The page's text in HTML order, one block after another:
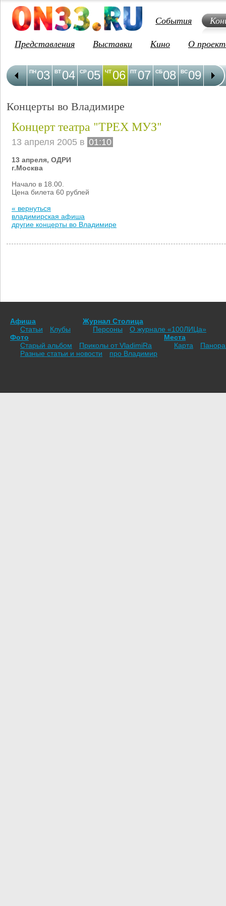
События
Представления
Выставки Кино О
03
ПН 04
ВТ 05
СР 06
ЧТ 07
ПТ 08
СБ 09
ВС 10
ПН
Концерты во Владимире
Концерт театра "ТРЕХ МУЗ"
13 апреля 2005 в 01:10
13 апреля, ОДРИ
г.Москва
Начало в 18.00.
Цена билета 60 рублей
« вернуться
владимирская афиша
другие концерты во Владимире
Афиша
Статьи
Клубы
Журнал Столица
Персоны
О журнале «100ЛИЦа»
Фото
Старый альбом
Приколы от VladimiRа
Места
Карта
Разные статьи и новости
про Владимир